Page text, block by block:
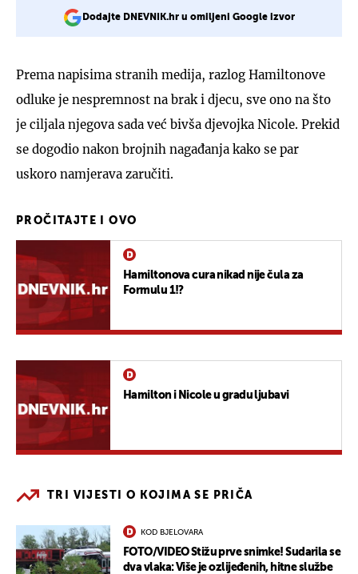
Dodajte DNEVNIK.hr u omiljeni Google izvor
Prema napisima stranih medija, razlog Hamiltonove
odluke je nespremnost na brak i djecu, sve ono na što
je ciljala njegova sada već bivša djevojka Nicole. Prekid
se dogodio nakon brojnih nagađanja kako se par
uskoro namjerava zaručiti.
PROČITAJTE I OVO
Hamiltonova cura nikad nije čula za
Formulu 1!?
Hamilton i Nicole u gradu ljubavi
TRI VIJESTI O KOJIMA SE PRIČA
KOD BJELOVARA
FOTO/VIDEO Stižu prve snimke! Sudarila se
dva vlaka: Više je ozlijeđenih, hitne službe